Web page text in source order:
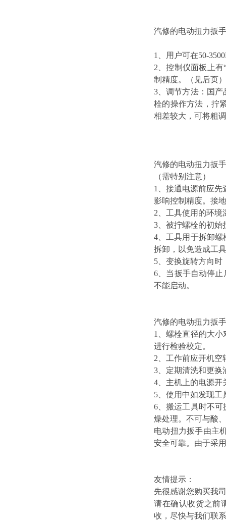
汽修的电动扭力扳
1、用户可在50-
2、控制仪面板上
制精度。（见后页）
3、调节方法：国
栓的操作方法，拧
相差较大，可将粗
汽修的电动扭力扳
（需特别注意）
1、接通电源前应先
影响控制精度。接
2、工具使用的环
3、被拧螺栓的初始
4、工具用于拆卸
拆卸，以免造成工
5、变换旋转方向
6、当扳手自动停
不能启动。
汽修的电动扭力扳
1、螺栓直径的大
进行检验校定。
2、工作前应开机
3、定期清洗和更换
4、主机上的电源开
5、使用中如发现工
6、搬运工具时不
燥处理。不可与酸
电动扭力扳手由主
安全可靠。由于采
友情提示：
先很感谢您购买我
请在确认收货之前
收，尽快与我们联